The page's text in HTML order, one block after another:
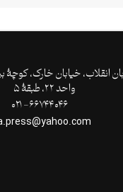
واحد ۲۲، طبقۀ ۵